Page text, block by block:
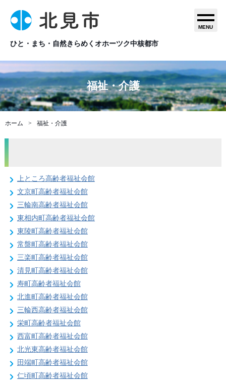
ひと・まち・自然きらめくオホーツク中核都市
MENU
福祉・介護
ホーム 福祉・介護
上ところ高齢者福祉会館
文京町高齢者福祉会館
三輪南高齢者福祉会館
東相内町高齢者福祉会館
東陵町高齢者福祉会館
常盤町高齢者福祉会館
三楽町高齢者福祉会館
清見町高齢者福祉会館
寿町高齢者福祉会館
北進町高齢者福祉会館
三輪西高齢者福祉会館
栄町高齢者福祉会館
西富町高齢者福祉会館
北光東高齢者福祉会館
田端町高齢者福祉会館
仁頃町高齢者福祉会館